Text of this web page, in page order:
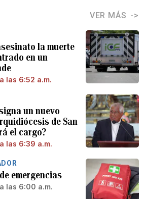
VER MÁS
la muerte
en un
las 6:52 a.m.
un nuevo
de San
el cargo?
las 6:39 a.m.
emergencias
las 6:00 a.m.